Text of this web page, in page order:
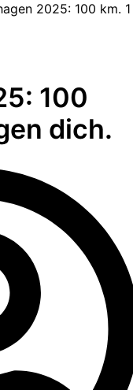
2025: 100 km. 1
100
dich.